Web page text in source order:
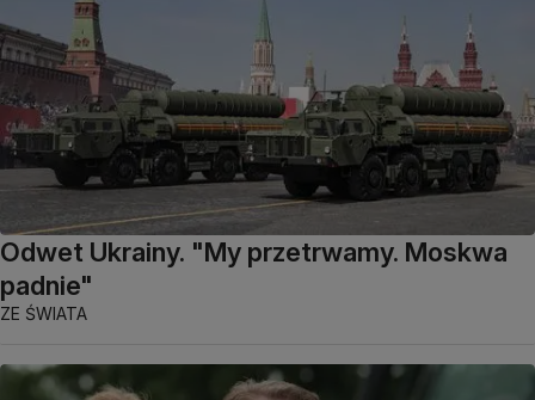
Odwet Ukrainy. "My przetrwamy. Moskwa
padnie"
ZE ŚWIATA